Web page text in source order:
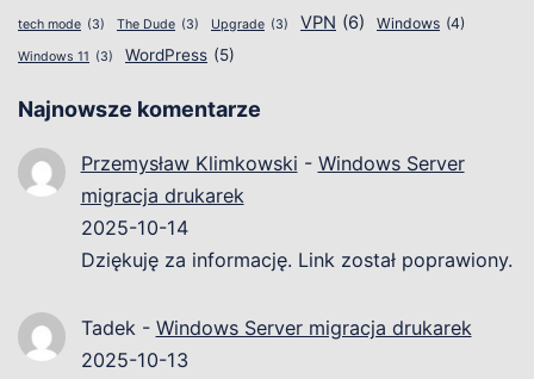
tech mode (3) The Dude (3) Upgrade (3) VPN (6) Windows (4)
Windows 11 (3) WordPress (5)
Najnowsze komentarze
Przemysław Klimkowski - Windows Server
migracja drukarek
2025-10-14
Dziękuję za informację. Link został poprawiony.
Tadek- Windows Server migracja drukarek
2025-10-13